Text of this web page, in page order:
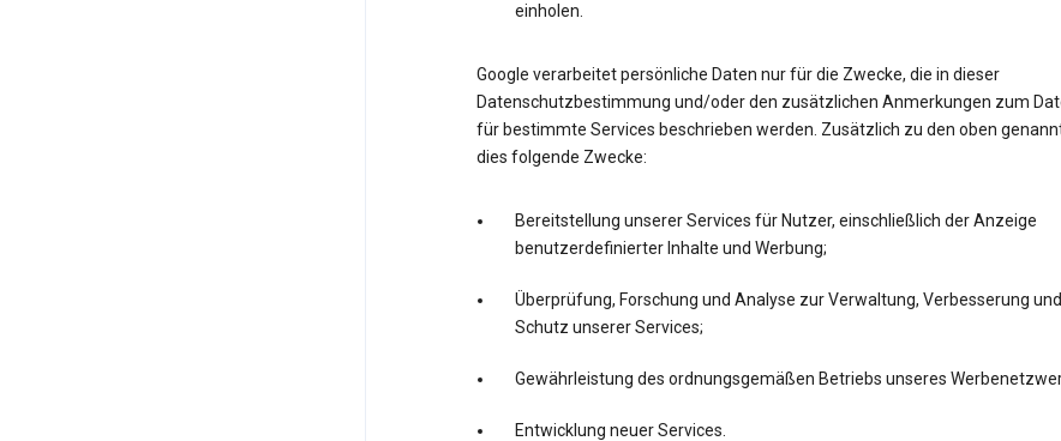
einholen.
Google verarbeitet persönliche Daten nur für die Zwecke, die in dieser
Datenschutzbestimmung und/oder den zusätzlichen Anmerkungen zum
für bestimmte Services beschrieben werden. Zusätzlich zu den oben
dies folgende Zwecke:
Bereitstellung unserer Services für Nutzer, einschließlich der Anzeige
benutzerdefinierter Inhalte und Werbung;
Überprüfung, Forschung und Analyse zur Verwaltung, Verbesserung
Schutz unserer Services;
Gewährleistung des ordnungsgemäßen Betriebs unseres
Entwicklung neuer Services.